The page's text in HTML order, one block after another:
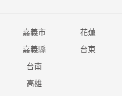
嘉義市 花蓮
嘉義縣 台東
台南
高雄